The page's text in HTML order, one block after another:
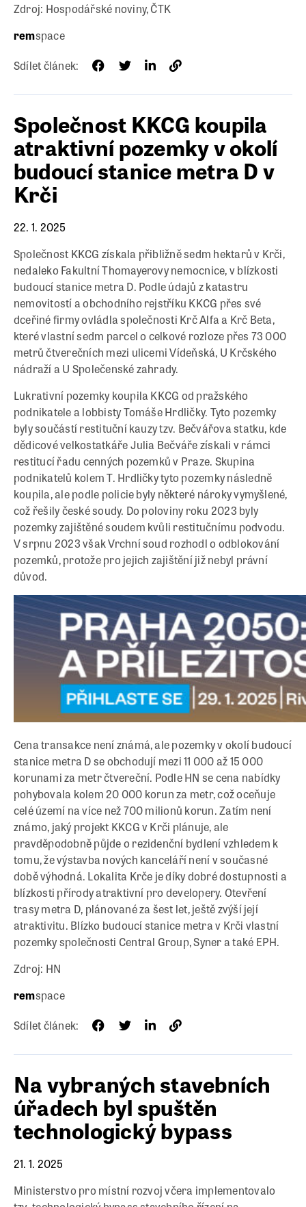
Zdroj: Hospodářské noviny, ČTK
remspace
Sdílet článek:
Společnost KKCG koupila
atraktivní pozemky v okolí
budoucí stanice metra D v
Krči
22. 1. 2025
Společnost KKCG získala přibližně sedm hektarů v Krči,
nedaleko Fakultní Thomayerovy nemocnice, v blízkosti
budoucí stanice metra D. Podle údajů z katastru
nemovitostí a obchodního rejstříku KKCG přes své
dceřiné firmy ovládla společnosti Krč Alfa a Krč Beta,
které vlastní sedm parcel o celkové rozloze přes 73 000
metrů čtverečních mezi ulicemi Vídeňská, U Krčského
nádraží a U Společenské zahrady.
Lukrativní pozemky koupila KKCG od pražského
podnikatele a lobbisty Tomáše Hrdličky. Tyto pozemky
byly součástí restituční kauzy tzv. Bečvářova statku, kde
dědicové velkostatkáře Julia Bečváře získali v rámci
restitucí řadu cenných pozemků v Praze. Skupina
podnikatelů kolem T. Hrdličky tyto pozemky následně
koupila, ale podle policie byly některé nároky vymyšlené,
což řešily české soudy. Do poloviny roku 2023 byly
pozemky zajištěné soudem kvůli restitučnímu podvodu.
V srpnu 2023 však Vrchní soud rozhodl o odblokování
pozemků, protože pro jejich zajištění již nebyl právní
důvod.
Cena transakce není známá, ale pozemky v okolí budoucí
stanice metra D se obchodují mezi 11 000 až 15 000
korunami za metr čtvereční. Podle HN se cena nabídky
pohybovala kolem 20 000 korun za metr, což oceňuje
celé území na více než 700 milionů korun. Zatím není
známo, jaký projekt KKCG v Krči plánuje, ale
pravděpodobně půjde o rezidenční bydlení vzhledem k
tomu, že výstavba nových kanceláří není v současné
době výhodná. Lokalita Krče je díky dobré dostupnosti a
blízkosti přírody atraktivní pro developery. Otevření
trasy metra D, plánované za šest let, ještě zvýší její
atraktivitu. Blízko budoucí stanice metra v Krči vlastní
pozemky společnosti Central Group, Syner a také EPH.
Zdroj: HN
remspace
Sdílet článek:
Na vybraných stavebních
úřadech byl spuštěn
technologický bypass
21. 1. 2025
Ministerstvo pro místní rozvoj včera implementovalo